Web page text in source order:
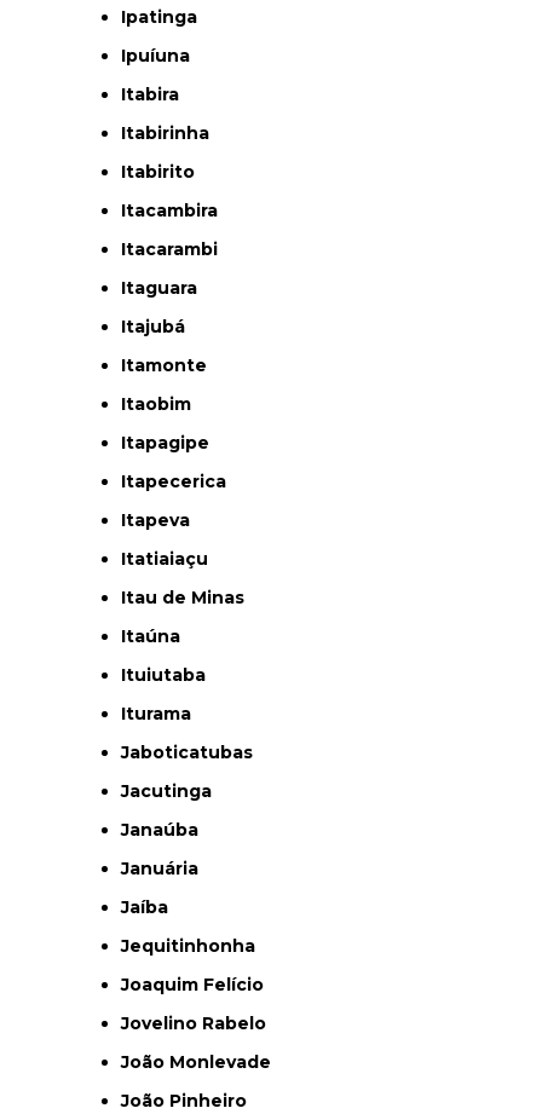
Ipatinga
Ipuíuna
Itabira
Itabirinha
Itabirito
Itacambira
Itacarambi
Itaguara
Itajubá
Itamonte
Itaobim
Itapagipe
Itapecerica
Itapeva
Itatiaiaçu
Itau de Minas
Itaúna
Ituiutaba
Iturama
Jaboticatubas
Jacutinga
Janaúba
Januária
Jaíba
Jequitinhonha
Joaquim Felício
Jovelino Rabelo
João Monlevade
João Pinheiro